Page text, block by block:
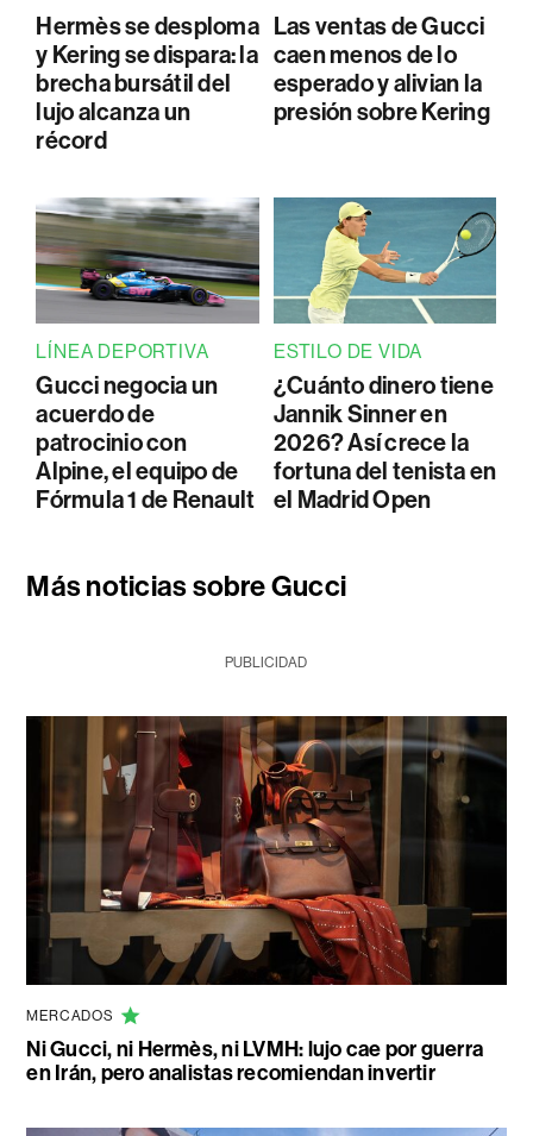
Hermès se desploma
y Kering se dispara: la
brecha bursátil del
lujo alcanza un
récord
Las ventas de Gucci
caen menos de lo
esperado y alivian la
presión sobre Kering
LÍNEA DEPORTIVA
Gucci negocia un
acuerdo de
patrocinio con
Alpine, el equipo de
Fórmula 1 de Renault
ESTILO DE VIDA
¿Cuánto dinero tiene
Jannik Sinner en
2026? Así crece la
fortuna del tenista en
el Madrid Open
Más noticias sobre Gucci
PUBLICIDAD
MERCADOS
Ni Gucci, ni Hermès, ni LVMH: lujo cae por guerra
en Irán, pero analistas recomiendan invertir